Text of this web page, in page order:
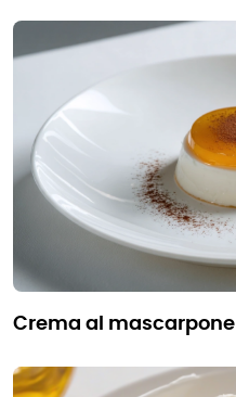
crema al mascarpone